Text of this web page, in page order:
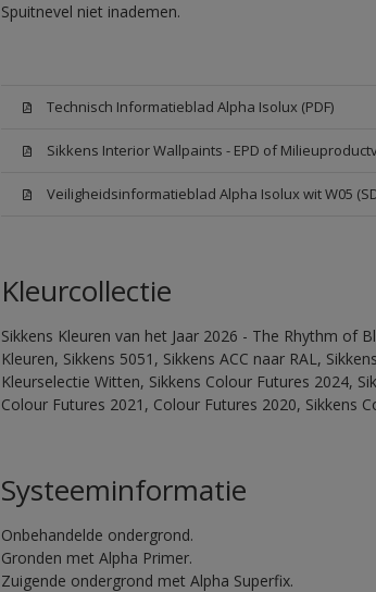
Spuitnevel niet inademen.
Technisch Informatieblad Alpha Isolux (PDF)
Sikkens Interior Wallpaints - EPD of
Veiligheidsinformatieblad Alpha Isolux wit W05
Kleurcollectie
Sikkens Kleuren van het Jaar 2026 - The Rhythm of
Kleuren, Sikkens 5051, Sikkens ACC naar RAL,
Kleurselectie Witten, Sikkens Colour Futures 2024,
Colour Futures 2021, Colour Futures 2020, Sikkens
Systeeminformatie
Onbehandelde ondergrond.
Gronden met Alpha Primer.
Zuigende ondergrond met Alpha Superfix.